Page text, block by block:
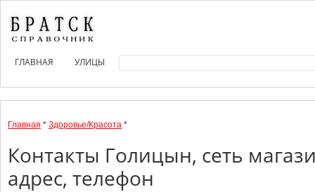
ГЛАВНАЯ УЛИЦЫ
Главная * Здоровье/Красота *
Контакты Голицын, сеть
адрес, телефон